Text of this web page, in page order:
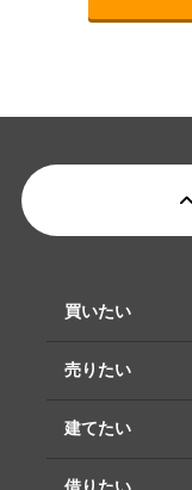
買いたい
売りたい
建てたい